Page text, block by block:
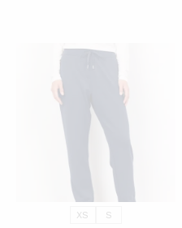
79,00 €.
XS S